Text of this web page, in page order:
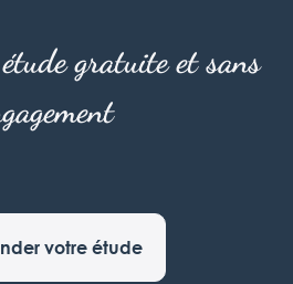
gratuite et sans
votre étude